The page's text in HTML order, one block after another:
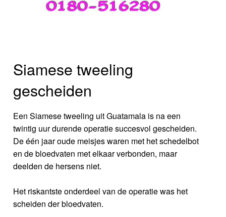
Siamese tweeling
gescheiden
Een Siamese tweeling uit Guatamala is na een
twintig uur durende operatie succesvol gescheiden.
De één jaar oude meisjes waren met het schedelbot
en de bloedvaten met elkaar verbonden, maar
deelden de hersens niet.
Het riskantste onderdeel van de operatie was het
scheiden der bloedvaten.